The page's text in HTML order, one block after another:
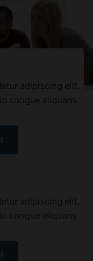
adipiscing elit.
congue aliquam.
adipiscing elit.
congue aliquam.